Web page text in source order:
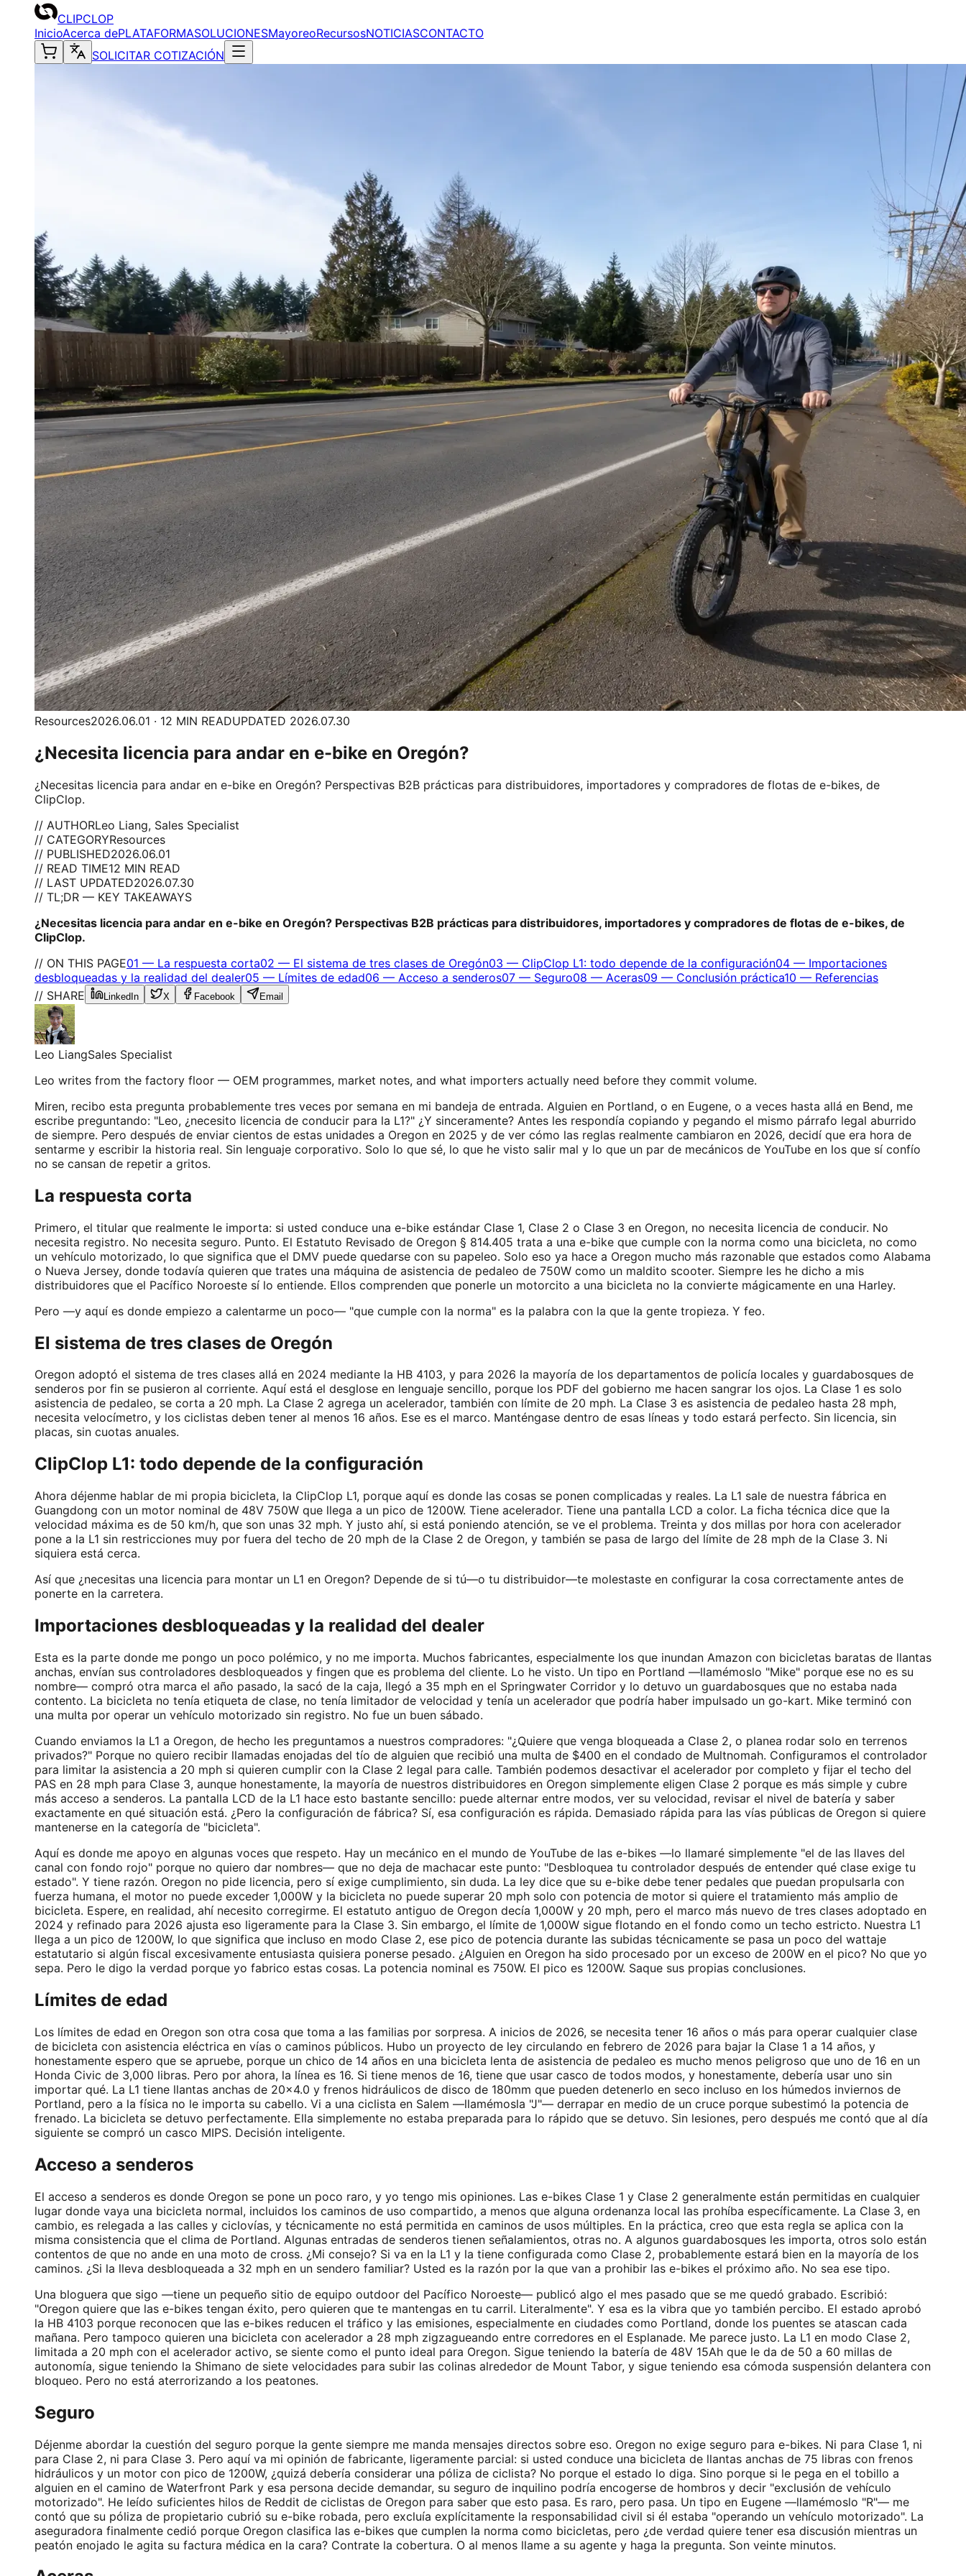
CLIPCLOP
InicioAcerca dePLATAFORMASOLUCIONESMayoreoRecursosNOTICIASCONTACTO
SOLICITAR COTIZACIÓN
Resources2026.06.01 · 12 MIN READUPDATED 2026.07.30
¿Necesita licencia para andar en e-bike en Oregón?
¿Necesitas licencia para andar en e-bike en Oregón? Perspectivas B2B prácticas para distribuidores, importadores y compradores de flotas de e-bikes, de
ClipClop.
// AUTHORLeo Liang, Sales Specialist
// CATEGORYResources
// PUBLISHED2026.06.01
// READ TIME12 MIN READ
// LAST UPDATED2026.07.30
// TL;DR — KEY TAKEAWAYS
¿Necesitas licencia para andar en e-bike en Oregón? Perspectivas B2B prácticas para distribuidores, importadores y compradores de flotas de e-bikes, de
ClipClop.
// ON THIS PAGE01 — La respuesta corta02 — El sistema de tres clases de Oregón03 — ClipClop L1: todo depende de la configuración04 — Importaciones
desbloqueadas y la realidad del dealer05 — Límites de edad06 — Acceso a senderos07 — Seguro08 — Aceras09 — Conclusión práctica10 — Referencias
// SHARE
LinkedIn X Facebook Email
Leo LiangSales Specialist
Leo writes from the factory floor — OEM programmes, market notes, and what importers actually need before they commit volume.
Miren, recibo esta pregunta probablemente tres veces por semana en mi bandeja de entrada. Alguien en Portland, o en Eugene, o a veces hasta allá en Bend, me
escribe preguntando: "Leo, ¿necesito licencia de conducir para la L1?" ¿Y sinceramente? Antes les respondía copiando y pegando el mismo párrafo legal aburrido
de siempre. Pero después de enviar cientos de estas unidades a Oregon en 2025 y de ver cómo las reglas realmente cambiaron en 2026, decidí que era hora de
sentarme y escribir la historia real. Sin lenguaje corporativo. Solo lo que sé, lo que he visto salir mal y lo que un par de mecánicos de YouTube en los que sí confío
no se cansan de repetir a gritos.
La respuesta corta
Primero, el titular que realmente le importa: si usted conduce una e-bike estándar Clase 1, Clase 2 o Clase 3 en Oregon, no necesita licencia de conducir. No
necesita registro. No necesita seguro. Punto. El Estatuto Revisado de Oregon § 814.405 trata a una e-bike que cumple con la norma como una bicicleta, no como
un vehículo motorizado, lo que significa que el DMV puede quedarse con su papeleo. Solo eso ya hace a Oregon mucho más razonable que estados como Alabama
o Nueva Jersey, donde todavía quieren que trates una máquina de asistencia de pedaleo de 750W como un maldito scooter. Siempre les he dicho a mis
distribuidores que el Pacífico Noroeste sí lo entiende. Ellos comprenden que ponerle un motorcito a una bicicleta no la convierte mágicamente en una Harley.
Pero —y aquí es donde empiezo a calentarme un poco— "que cumple con la norma" es la palabra con la que la gente tropieza. Y feo.
El sistema de tres clases de Oregón
Oregon adoptó el sistema de tres clases allá en 2024 mediante la HB 4103, y para 2026 la mayoría de los departamentos de policía locales y guardabosques de
senderos por fin se pusieron al corriente. Aquí está el desglose en lenguaje sencillo, porque los PDF del gobierno me hacen sangrar los ojos. La Clase 1 es solo
asistencia de pedaleo, se corta a 20 mph. La Clase 2 agrega un acelerador, también con límite de 20 mph. La Clase 3 es asistencia de pedaleo hasta 28 mph,
necesita velocímetro, y los ciclistas deben tener al menos 16 años. Ese es el marco. Manténgase dentro de esas líneas y todo estará perfecto. Sin licencia, sin
placas, sin cuotas anuales.
ClipClop L1: todo depende de la configuración
Ahora déjenme hablar de mi propia bicicleta, la ClipClop L1, porque aquí es donde las cosas se ponen complicadas y reales. La L1 sale de nuestra fábrica en
Guangdong con un motor nominal de 48V 750W que llega a un pico de 1200W. Tiene acelerador. Tiene una pantalla LCD a color. La ficha técnica dice que la
velocidad máxima es de 50 km/h, que son unas 32 mph. Y justo ahí, si está poniendo atención, se ve el problema. Treinta y dos millas por hora con acelerador
pone a la L1 sin restricciones muy por fuera del techo de 20 mph de la Clase 2 de Oregon, y también se pasa de largo del límite de 28 mph de la Clase 3. Ni
siquiera está cerca.
Así que ¿necesitas una licencia para montar un L1 en Oregon? Depende de si tú—o tu distribuidor—te molestaste en configurar la cosa correctamente antes de
ponerte en la carretera.
Importaciones desbloqueadas y la realidad del dealer
Esta es la parte donde me pongo un poco polémico, y no me importa. Muchos fabricantes, especialmente los que inundan Amazon con bicicletas baratas de llantas
anchas, envían sus controladores desbloqueados y fingen que es problema del cliente. Lo he visto. Un tipo en Portland —llamémoslo "Mike" porque ese no es su
nombre— compró otra marca el año pasado, la sacó de la caja, llegó a 35 mph en el Springwater Corridor y lo detuvo un guardabosques que no estaba nada
contento. La bicicleta no tenía etiqueta de clase, no tenía limitador de velocidad y tenía un acelerador que podría haber impulsado un go-kart. Mike terminó con
una multa por operar un vehículo motorizado sin registro. No fue un buen sábado.
Cuando enviamos la L1 a Oregon, de hecho les preguntamos a nuestros compradores: "¿Quiere que venga bloqueada a Clase 2, o planea rodar solo en terrenos
privados?" Porque no quiero recibir llamadas enojadas del tío de alguien que recibió una multa de $400 en el condado de Multnomah. Configuramos el controlador
para limitar la asistencia a 20 mph si quieren cumplir con la Clase 2 legal para calle. También podemos desactivar el acelerador por completo y fijar el techo del
PAS en 28 mph para Clase 3, aunque honestamente, la mayoría de nuestros distribuidores en Oregon simplemente eligen Clase 2 porque es más simple y cubre
más acceso a senderos. La pantalla LCD de la L1 hace esto bastante sencillo: puede alternar entre modos, ver su velocidad, revisar el nivel de batería y saber
exactamente en qué situación está. ¿Pero la configuración de fábrica? Sí, esa configuración es rápida. Demasiado rápida para las vías públicas de Oregon si quiere
mantenerse en la categoría de "bicicleta".
Aquí es donde me apoyo en algunas voces que respeto. Hay un mecánico en el mundo de YouTube de las e-bikes —lo llamaré simplemente "el de las llaves del
canal con fondo rojo" porque no quiero dar nombres— que no deja de machacar este punto: "Desbloquea tu controlador después de entender qué clase exige tu
estado". Y tiene razón. Oregon no pide licencia, pero sí exige cumplimiento, sin duda. La ley dice que su e-bike debe tener pedales que puedan propulsarla con
fuerza humana, el motor no puede exceder 1,000W y la bicicleta no puede superar 20 mph solo con potencia de motor si quiere el tratamiento más amplio de
bicicleta. Espere, en realidad, ahí necesito corregirme. El estatuto antiguo de Oregon decía 1,000W y 20 mph, pero el marco más nuevo de tres clases adoptado en
2024 y refinado para 2026 ajusta eso ligeramente para la Clase 3. Sin embargo, el límite de 1,000W sigue flotando en el fondo como un techo estricto. Nuestra L1
llega a un pico de 1200W, lo que significa que incluso en modo Clase 2, ese pico de potencia durante las subidas técnicamente se pasa un poco del wattaje
estatutario si algún fiscal excesivamente entusiasta quisiera ponerse pesado. ¿Alguien en Oregon ha sido procesado por un exceso de 200W en el pico? No que yo
sepa. Pero le digo la verdad porque yo fabrico estas cosas. La potencia nominal es 750W. El pico es 1200W. Saque sus propias conclusiones.
Límites de edad
Los límites de edad en Oregon son otra cosa que toma a las familias por sorpresa. A inicios de 2026, se necesita tener 16 años o más para operar cualquier clase
de bicicleta con asistencia eléctrica en vías o caminos públicos. Hubo un proyecto de ley circulando en febrero de 2026 para bajar la Clase 1 a 14 años, y
honestamente espero que se apruebe, porque un chico de 14 años en una bicicleta lenta de asistencia de pedaleo es mucho menos peligroso que uno de 16 en un
Honda Civic de 3,000 libras. Pero por ahora, la línea es 16. Si tiene menos de 16, tiene que usar casco de todos modos, y honestamente, debería usar uno sin
importar qué. La L1 tiene llantas anchas de 20×4.0 y frenos hidráulicos de disco de 180mm que pueden detenerlo en seco incluso en los húmedos inviernos de
Portland, pero a la física no le importa su cabello. Vi a una ciclista en Salem —llamémosla "J"— derrapar en medio de un cruce porque subestimó la potencia de
frenado. La bicicleta se detuvo perfectamente. Ella simplemente no estaba preparada para lo rápido que se detuvo. Sin lesiones, pero después me contó que al día
siguiente se compró un casco MIPS. Decisión inteligente.
Acceso a senderos
El acceso a senderos es donde Oregon se pone un poco raro, y yo tengo mis opiniones. Las e-bikes Clase 1 y Clase 2 generalmente están permitidas en cualquier
lugar donde vaya una bicicleta normal, incluidos los caminos de uso compartido, a menos que alguna ordenanza local las prohíba específicamente. La Clase 3, en
cambio, es relegada a las calles y ciclovías, y técnicamente no está permitida en caminos de usos múltiples. En la práctica, creo que esta regla se aplica con la
misma consistencia que el clima de Portland. Algunas entradas de senderos tienen señalamientos, otras no. A algunos guardabosques les importa, otros solo están
contentos de que no ande en una moto de cross. ¿Mi consejo? Si va en la L1 y la tiene configurada como Clase 2, probablemente estará bien en la mayoría de los
caminos. ¿Si la lleva desbloqueada a 32 mph en un sendero familiar? Usted es la razón por la que van a prohibir las e-bikes el próximo año. No sea ese tipo.
Una bloguera que sigo —tiene un pequeño sitio de equipo outdoor del Pacífico Noroeste— publicó algo el mes pasado que se me quedó grabado. Escribió:
"Oregon quiere que las e-bikes tengan éxito, pero quieren que te mantengas en tu carril. Literalmente". Y esa es la vibra que yo también percibo. El estado aprobó
la HB 4103 porque reconocen que las e-bikes reducen el tráfico y las emisiones, especialmente en ciudades como Portland, donde los puentes se atascan cada
mañana. Pero tampoco quieren una bicicleta con acelerador a 28 mph zigzagueando entre corredores en el Esplanade. Me parece justo. La L1 en modo Clase 2,
limitada a 20 mph con el acelerador activo, se siente como el punto ideal para Oregon. Sigue teniendo la batería de 48V 15Ah que le da de 50 a 60 millas de
autonomía, sigue teniendo la Shimano de siete velocidades para subir las colinas alrededor de Mount Tabor, y sigue teniendo esa cómoda suspensión delantera con
bloqueo. Pero no está aterrorizando a los peatones.
Seguro
Déjenme abordar la cuestión del seguro porque la gente siempre me manda mensajes directos sobre eso. Oregon no exige seguro para e-bikes. Ni para Clase 1, ni
para Clase 2, ni para Clase 3. Pero aquí va mi opinión de fabricante, ligeramente parcial: si usted conduce una bicicleta de llantas anchas de 75 libras con frenos
hidráulicos y un motor con pico de 1200W, ¿quizá debería considerar una póliza de ciclista? No porque el estado lo diga. Sino porque si le pega en el tobillo a
alguien en el camino de Waterfront Park y esa persona decide demandar, su seguro de inquilino podría encogerse de hombros y decir "exclusión de vehículo
motorizado". He leído suficientes hilos de Reddit de ciclistas de Oregon para saber que esto pasa. Es raro, pero pasa. Un tipo en Eugene —llamémoslo "R"— me
contó que su póliza de propietario cubrió su e-bike robada, pero excluía explícitamente la responsabilidad civil si él estaba "operando un vehículo motorizado". La
aseguradora finalmente cedió porque Oregon clasifica las e-bikes que cumplen la norma como bicicletas, pero ¿de verdad quiere tener esa discusión mientras un
peatón enojado le agita su factura médica en la cara? Contrate la cobertura. O al menos llame a su agente y haga la pregunta. Son veinte minutos.